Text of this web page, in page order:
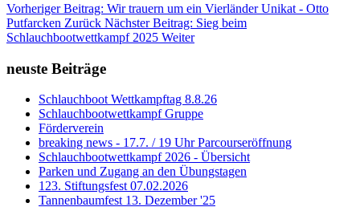
Vorheriger Beitrag: Wir trauern um ein Vierländer Unikat - Otto
Putfarcken Zurück Nächster Beitrag: Sieg beim
Schlauchbootwettkampf 2025 Weiter
neuste Beiträge
Schlauchboot Wettkampftag 8.8.26
Schlauchbootwettkampf Gruppe
Förderverein
breaking news - 17.7. / 19 Uhr Parcourseröffnung
Schlauchbootwettkampf 2026 - Übersicht
Parken und Zugang an den Übungstagen
123. Stiftungsfest 07.02.2026
Tannenbaumfest 13. Dezember '25